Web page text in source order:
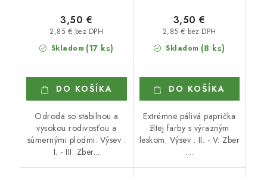
Skladom (17 ks)
2,85 € bez DPH
3,50 €
DO KOŠÍKA
Odroda so stabilnou a
vysokou rodivosťou a
súmernými plodmi. Výsev :
I. - III. Zber...
Skladom (8 ks)
2,85 € bez DPH
3,50 €
DO KOŠÍKA
Extrémne pálivá paprička
žltej farby s výrazným
leskom. Výsev : II. - V. Zber
:...